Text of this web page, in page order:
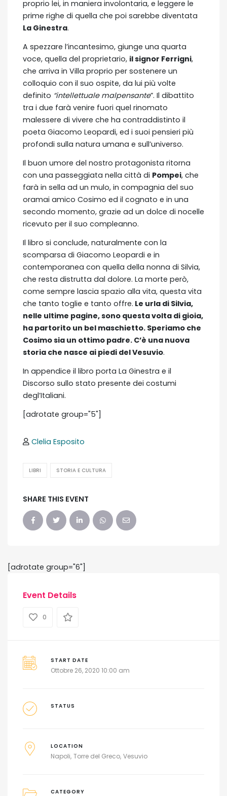
proprio lei, in maniera involontaria, e leggere le
prime righe di quella che poi sarebbe diventata
La Ginestra.
A spezzare l’incantesimo, giunge una quarta
voce, quella del proprietario, il signor Ferrigni,
che arriva in Villa proprio per sostenere un
colloquio con il suo ospite, da lui più volte
definito “intellettuale malpensante”. Il dibattito
tra i due farà venire fuori quel rinomato
malessere di vivere che ha contraddistinto il
poeta Giacomo Leopardi, ed i suoi pensieri più
profondi sulla natura umana e sull’universo.
Il buon umore del nostro protagonista ritorna
con una passeggiata nella città di Pompei, che
farà in sella ad un mulo, in compagnia del suo
oramai amico Cosimo ed il cognato e in una
secondo momento, grazie ad un dolce di nocelle
ricevuto per il suo compleanno.
Il libro si conclude, naturalmente con la
scomparsa di Giacomo Leopardi e in
contemporanea con quella della nonna di Silvia,
che resta distrutta dal dolore. La morte però,
come sempre lascia spazio alla vita, questa vita
che tanto toglie e tanto offre. Le urla di Silvia,
nelle ultime pagine, sono questa volta di gioia,
ha partorito un bel maschietto. Speriamo che
Cosimo sia un ottimo padre. C’è una nuova
storia che nasce ai piedi del Vesuvio.
In appendice il libro porta La Ginestra e il
Discorso sullo stato presente dei costumi
degl’Italiani.
[adrotate group="5"]
Clelia Esposito
LIBRI STORIA E CULTURA
SHARE THIS EVENT
[adrotate group="6"]
Event Details
0
START DATE
Ottobre 26, 2020 10:00 am
STATUS
LOCATION
Napoli Torre del Greco Vesuvio
CATEGORY